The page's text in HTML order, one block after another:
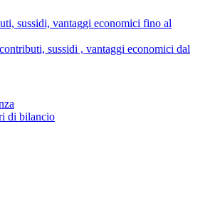
sussidi, vantaggi economici fino al
sussidi , vantaggi economici dal
di bilancio